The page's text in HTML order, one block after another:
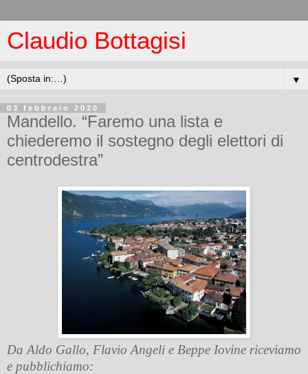
Claudio Bottagisi
▼
03 febbraio 2020
Mandello. “Faremo una lista e
chiederemo il sostegno degli elettori di
centrodestra”
Da Aldo Gallo, Flavio Angeli e Beppe Iovine riceviamo
e pubblichiamo: